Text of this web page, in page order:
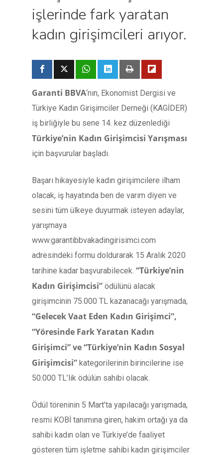
işlerinde fark yaratan
kadın girişimcileri arıyor.
Garanti BBVA‘nın, Ekonomist Dergisi ve
Türkiye Kadın Girişimciler Derneği (KAGİDER)
iş birliğiyle bu sene 14. kez düzenlediği
Türkiye’nin Kadın Girişimcisi Yarışması
için başvurular başladı.
Başarı hikayesiyle kadın girişimcilere ilham
olacak, iş hayatında ben de varım diyen ve
sesini tüm ülkeye duyurmak isteyen adaylar,
yarışmaya
www.garantibbvakadingirisimci.com
adresindeki formu doldurarak 15 Aralık 2020
tarihine kadar başvurabilecek. “Türkiye’nin
Kadın Girişimcisi” ödülünü alacak
girişimcinin 75.000 TL kazanacağı yarışmada,
“Gelecek Vaat Eden Kadın Girişimci”,
“Yöresinde Fark Yaratan Kadın
Girişimci” ve “Türkiye’nin Kadın Sosyal
Girişimcisi” kategorilerinin birincilerine ise
50.000 TL’lik ödülün sahibi olacak.
Ödül töreninin 5 Mart’ta yapılacağı yarışmada,
resmi KOBİ tanımına giren, hakim ortağı ya da
sahibi kadın olan ve Türkiye’de faaliyet
gösteren tüm işletme sahibi kadın girişimciler